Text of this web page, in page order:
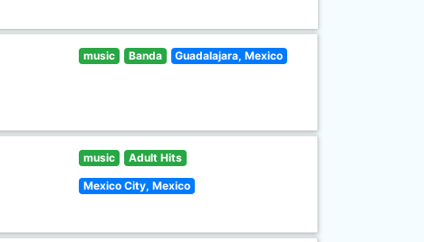
music Banda Guadalajara, Mexico
music Adult Hits
Mexico City, Mexico